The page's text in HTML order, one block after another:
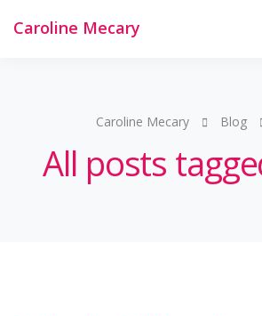
Caroline Mecary
Caroline Mecary Blog
All posts